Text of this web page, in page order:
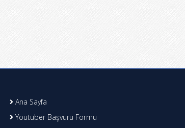
Ana Sayfa
Youtuber Başvuru Formu